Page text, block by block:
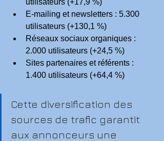
utilisateurs (+17,9 %)
E-mailing et newsletters : 5.300
utilisateurs (+130,1 %)
Réseaux sociaux organiques :
2.000 utilisateurs (+24,5 %)
Sites partenaires et référents :
1.400 utilisateurs (+64,4 %)
Cette diversification des
sources de trafic garantit
aux annonceurs une